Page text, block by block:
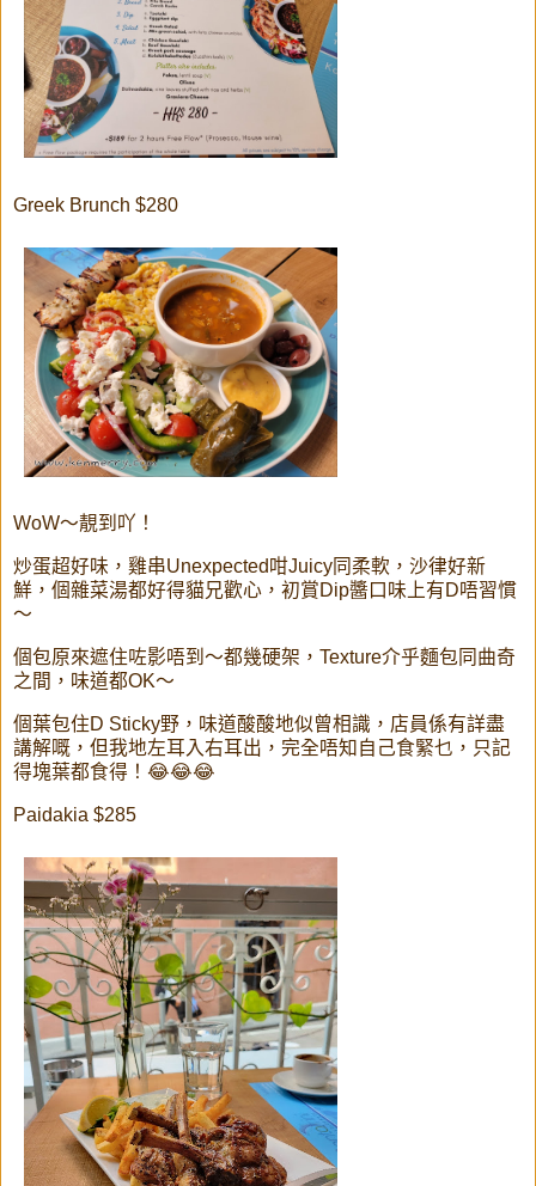
Greek Brunch $280
WoW～靚到吖！
炒蛋超好味，雞串Unexpected咁Juicy同柔軟，沙律好新
鮮，個雜菜湯都好得貓兄歡心，初賞Dip醬口味上有D唔習慣
～
個包原來遮住咗影唔到～都幾硬架，Texture介乎麵包同曲奇
之間，味道都OK～
個葉包住D Sticky野，味道酸酸地似曾相識，店員係有詳盡
講解嘅，但我地左耳入右耳出，完全唔知自己食緊乜，只記
得塊葉都食得！😂😂😂
Paidakia $285